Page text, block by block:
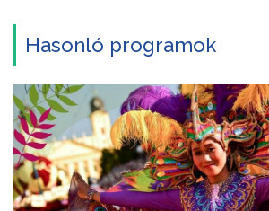
Hasonló programok